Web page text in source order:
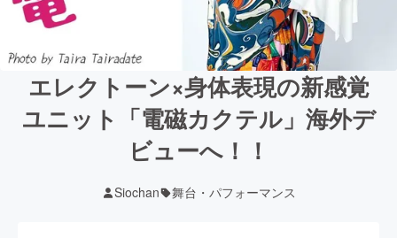
エレクトーン×身体表現の新感覚
ユニット「電磁カクテル」海外デ
ビューへ！！
Siochan 舞台・パフォーマンス